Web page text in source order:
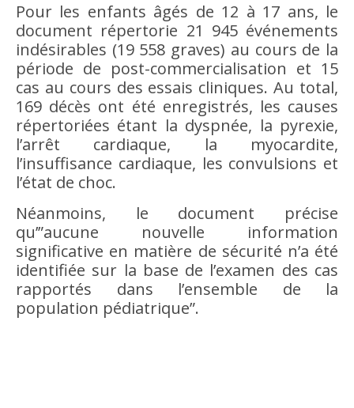
Pour les enfants âgés de 12 à 17 ans, le
document répertorie 21 945 événements
indésirables (19 558 graves) au cours de la
période de post-commercialisation et 15
cas au cours des essais cliniques. Au total,
169 décès ont été enregistrés, les causes
répertoriées étant la dyspnée, la pyrexie,
l’arrêt cardiaque, la myocardite,
l’insuffisance cardiaque, les convulsions et
l’état de choc.
Néanmoins, le document précise
qu’”aucune nouvelle information
significative en matière de sécurité n’a été
identifiée sur la base de l’examen des cas
rapportés dans l’ensemble de la
population pédiatrique”.